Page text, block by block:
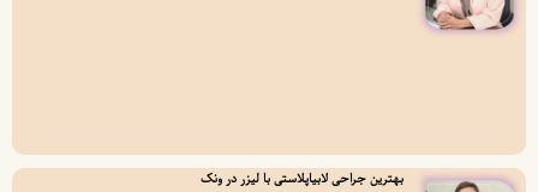
بهترین جراحی لابیاپلاستی با لیزر در ونک